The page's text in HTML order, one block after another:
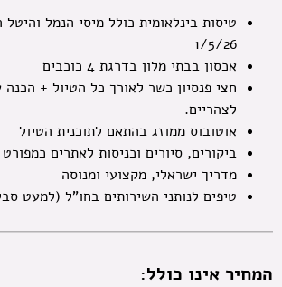
טיסות בינלאומית כולל מיסי הנמל
1/5/26
אכסון בבתי מלון בדרגת 4 כוכבים
חצי פנסיון כשר לאורך כל הטיול +
לצהריים.
אוטובוס ממוזג בהתאם לתוכנית הטיול
ביקורים, סיורים וכניסות לאתרים
מדריך ישראלי, מקצועי ומנוסה
טיפים לנותני השירותים בחו"ל (למעט
המחיר אינו כולל: